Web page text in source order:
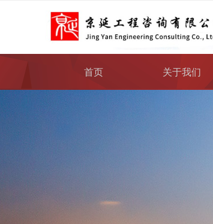
首页 关于我们